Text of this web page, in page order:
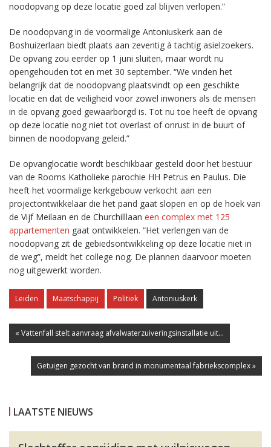
noodopvang op deze locatie goed zal blijven verlopen.”
De noodopvang in de voormalige Antoniuskerk aan de
Boshuizerlaan biedt plaats aan zeventig à tachtig asielzoekers.
De opvang zou eerder op 1 juni sluiten, maar wordt nu
opengehouden tot en met 30 september. “We vinden het
belangrijk dat de noodopvang plaatsvindt op een geschikte
locatie en dat de veiligheid voor zowel inwoners als de mensen
in de opvang goed gewaarborgd is. Tot nu toe heeft de opvang
op deze locatie nog niet tot overlast of onrust in de buurt of
binnen de noodopvang geleid.”
De opvanglocatie wordt beschikbaar gesteld door het bestuur
van de Rooms Katholieke parochie HH Petrus en Paulus. Die
heeft het voormalige kerkgebouw verkocht aan een
projectontwikkelaar die het pand gaat slopen en op de hoek van
de Vijf Meilaan en de Churchilllaan een complex met 125
appartementen gaat ontwikkelen. “Het verlengen van de
noodopvang zit de gebiedsontwikkeling op deze locatie niet in
de weg”, meldt het college nog. De plannen daarvoor moeten
nog uitgewerkt worden.
Leiden Maatschappij Politiek Antoniuskerk
« Vattenfall stelt aanvraag afvalwaterzuiveringsinstallatie uit...
Getuigen gezocht van brand in monumentaal fabriekscomplex »
LAATSTE NIEUWS